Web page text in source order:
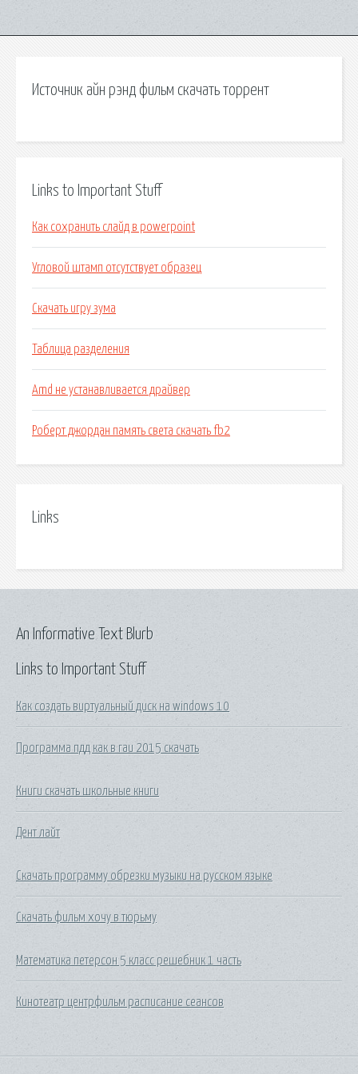
Источник айн рэнд фильм скачать торрент
Links to Important Stuff
Как сохранить слайд в powerpoint
Угловой штамп отсутствует образец
Скачать игру зума
Таблица разделения
Amd не устанавливается драйвер
Роберт джордан память света скачать fb2
Links
Links to Important Stuff
Как создать виртуальный диск на windows 10
Программа пдд как в гаи 2015 скачать
Книги скачать школьные книги
Дент лайт
Скачать программу обрезки музыки на русском языке
Скачать фильм хочу в тюрьму
Математика петерсон 5 класс решебник 1 часть
Кинотеатр центрфильм расписание сеансов
An Informative Text Blurb